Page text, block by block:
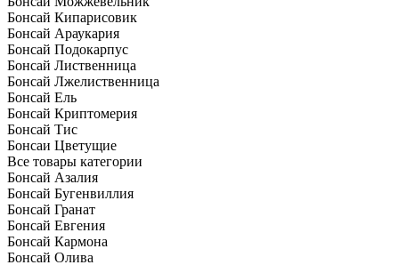
Бонсай Кипарисовик
Бонсай Араукария
Бонсай Подокарпус
Бонсай Лиственница
Бонсай Лжелиственница
Бонсай Ель
Бонсай Криптомерия
Бонсай Тис
Бонсаи Цветущие
Все товары категории
Бонсай Азалия
Бонсай Бугенвиллия
Бонсай Гранат
Бонсай Евгения
Бонсай Кармона
Бонсай Олива